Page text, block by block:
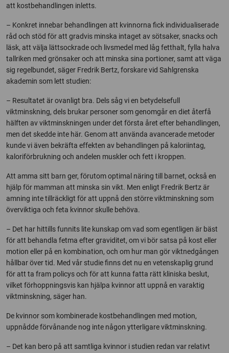
att kostbehandlingen inletts.
– Konkret innebar behandlingen att kvinnorna fick individualiserade
råd och stöd för att gradvis minska intaget av sötsaker, snacks och
läsk, att välja lättsockrade och livsmedel med låg fetthalt, fylla halva
tallriken med grönsaker och att minska sina portioner, samt att väga
sig regelbundet, säger Fredrik Bertz, forskare vid Sahlgrenska
akademin som lett studien:
– Resultatet är ovanligt bra. Dels såg vi en betydelsefull
viktminskning, dels brukar personer som genomgår en diet återfå
hälften av viktminskningen under det första året efter behandlingen,
men det skedde inte här. Genom att använda avancerade metoder
kunde vi även bekräfta effekten av behandlingen på kaloriintag,
kaloriförbrukning och andelen muskler och fett i kroppen.
Att amma sitt barn ger, förutom optimal näring till barnet, också en
hjälp för mamman att minska sin vikt. Men enligt Fredrik Bertz är
amning inte tillräckligt för att uppnå den större viktminskning som
överviktiga och feta kvinnor skulle behöva.
– Det har hittills funnits lite kunskap om vad som egentligen är bäst
för att behandla fetma efter graviditet, om vi bör satsa på kost eller
motion eller på en kombination, och om hur man gör viktnedgången
hållbar över tid. Med vår studie finns det nu en vetenskaplig grund
för att ta fram policys och för att kunna fatta rätt kliniska beslut,
vilket förhoppningsvis kan hjälpa kvinnor att uppnå en varaktig
viktminskning, säger han.
De kvinnor som kombinerade kostbehandlingen med motion,
uppnådde förvånande nog inte någon ytterligare viktminskning.
– Det kan bero på att samtliga kvinnor i studien redan var relativt